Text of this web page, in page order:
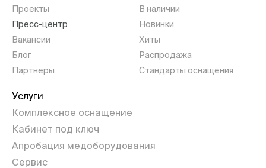
Проекты
Пресс-центр
Вакансии
Блог
Партнеры
В наличии
Новинки
Хиты
Распродажа
Стандарты оснащения
Услуги
Комплексное оснащение
Кабинет под ключ
Апробация медоборудования
Сервис